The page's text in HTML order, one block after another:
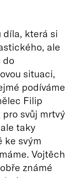
díla, která si
ale
do
situaci,
podíváme
Filip
pro svůj mrtvý
taky
ke svým
Vojtěch
známé